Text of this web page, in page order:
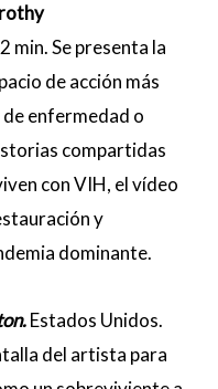
min. Se presenta la
de acción más
enfermedad o
compartidas
con VIH, el vídeo
y
dominante.
Estados Unidos.
del artista para